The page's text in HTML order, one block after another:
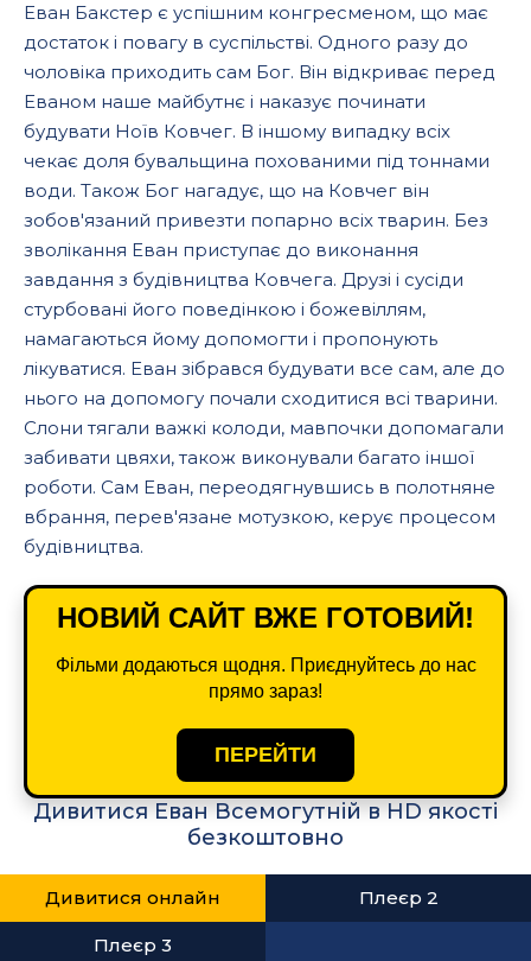
Еван Бакстер є успішним конгресменом, що має
достаток і повагу в суспільстві. Одного разу до
чоловіка приходить сам Бог. Він відкриває перед
Еваном наше майбутнє і наказує починати
будувати Ноїв Ковчег. В іншому випадку всіх
чекає доля бувальщина похованими під тоннами
води. Також Бог нагадує, що на Ковчег він
зобов'язаний привезти попарно всіх тварин. Без
зволікання Еван приступає до виконання
завдання з будівництва Ковчега. Друзі і сусіди
стурбовані його поведінкою і божевіллям,
намагаються йому допомогти і пропонують
лікуватися. Еван зібрався будувати все сам, але до
нього на допомогу почали сходитися всі тварини.
Слони тягали важкі колоди, мавпочки допомагали
забивати цвяхи, також виконували багато іншої
роботи. Сам Еван, переодягнувшись в полотняне
вбрання, перев'язане мотузкою, керує процесом
будівництва.
НОВИЙ САЙТ ВЖЕ ГОТОВИЙ!
Фільми додаються щодня. Приєднуйтесь до нас
прямо зараз!
ПЕРЕЙТИ
Дивитися Еван Всемогутній в HD якості
безкоштовно
Дивитися онлайн Плеєр 2
Плеєр 3